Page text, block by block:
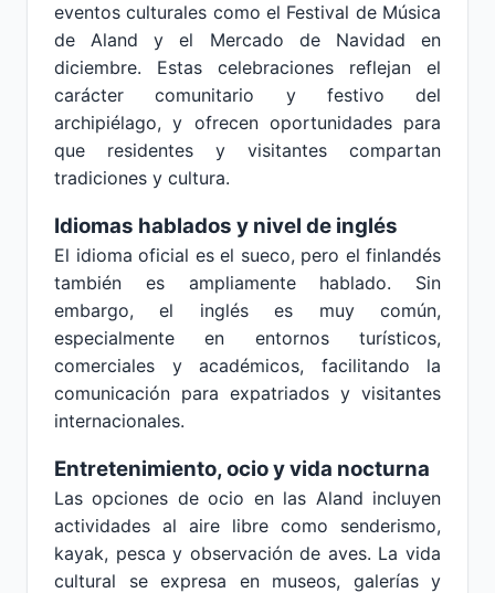
eventos culturales como el Festival de Música
de Aland y el Mercado de Navidad en
diciembre. Estas celebraciones reflejan el
carácter comunitario y festivo del
archipiélago, y ofrecen oportunidades para
que residentes y visitantes compartan
tradiciones y cultura.
Idiomas hablados y nivel de inglés
El idioma oficial es el sueco, pero el finlandés
también es ampliamente hablado. Sin
embargo, el inglés es muy común,
especialmente en entornos turísticos,
comerciales y académicos, facilitando la
comunicación para expatriados y visitantes
internacionales.
Entretenimiento, ocio y vida nocturna
Las opciones de ocio en las Aland incluyen
actividades al aire libre como senderismo,
kayak, pesca y observación de aves. La vida
cultural se expresa en museos, galerías y